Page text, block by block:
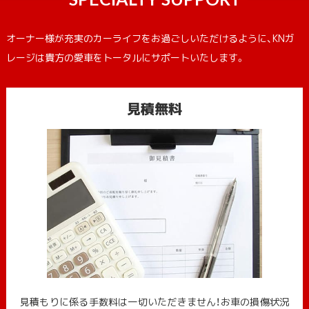
オーナー様が充実のカーライフをお過ごしいただけるように、KNガ
レージは貴方の愛車をトータルにサポートいたします。
見積無料
見積もりに係る手数料は一切いただきません！お車の損傷状況